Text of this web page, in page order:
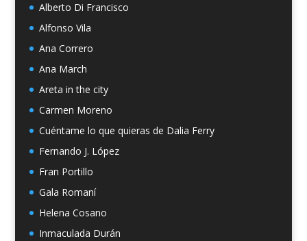
Alberto Di Francisco
Alfonso Vila
Ana Correro
Ana March
Areta in the city
Carmen Moreno
Cuéntame lo que quieras de Dalia Ferry
Fernando J. López
Fran Portillo
Gala Romaní
Helena Cosano
Inmaculada Durán